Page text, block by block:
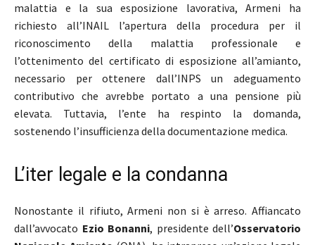
malattia e la sua esposizione lavorativa, Armeni ha
richiesto all’INAIL l’apertura della procedura per il
riconoscimento della malattia professionale e
l’ottenimento del certificato di esposizione all’amianto,
necessario per ottenere dall’INPS un adeguamento
contributivo che avrebbe portato a una pensione più
elevata. Tuttavia, l’ente ha respinto la domanda,
sostenendo l’insufficienza della documentazione medica.
L’iter legale e la condanna
Nonostante il rifiuto, Armeni non si è arreso. Affiancato
dall’avvocato Ezio Bonanni, presidente dell’Osservatorio